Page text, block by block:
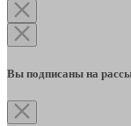
Вы подписаны на